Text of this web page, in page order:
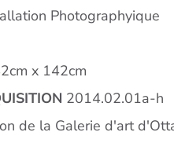
Photographyique
x 142cm
2014.02.01a-h
de la Galerie d'art